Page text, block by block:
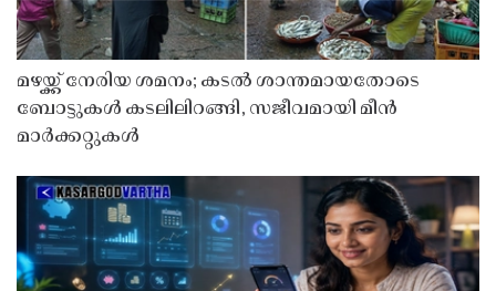
മഴയ്ക്ക് നേരിയ ശമനം; കടൽ ശാന്തമായതോടെ
ബോട്ടുകൾ കടലിലിറങ്ങി, സജീവമായി മീൻ
മാർക്കറ്റുകൾ